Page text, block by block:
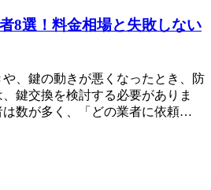
8選！料金相場と失敗しない
、鍵の動きが悪くなったとき、防
鍵交換を検討する必要がありま
数が多く、「どの業者に依頼…